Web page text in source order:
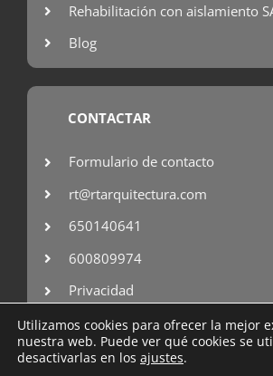
Rehabilitación con aislamiento
Blog
CONTACTAR
Formulario de contacto
rt@rtarquitectura.com
650140641
600809974
Privacidad
Utilizamos cookies para ofrecer la mejor
nuestra web. Puede ver qué cookies se
desactivarlas en los ajustes.